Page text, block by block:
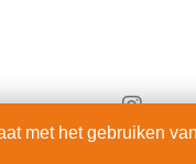
met het gebruiken